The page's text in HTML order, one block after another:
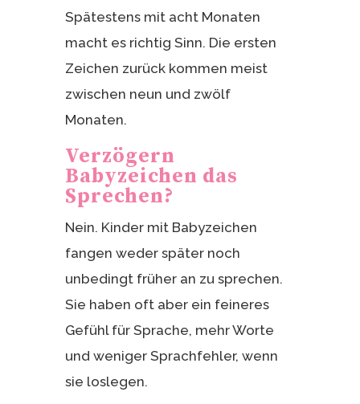
Spätestens mit acht Monaten
macht es richtig Sinn. Die ersten
Zeichen zurück kommen meist
zwischen neun und zwölf
Monaten.
Verzögern
Babyzeichen das
Sprechen?
Nein. Kinder mit Babyzeichen
fangen weder später noch
unbedingt früher an zu sprechen.
Sie haben oft aber ein feineres
Gefühl für Sprache, mehr Worte
und weniger Sprachfehler, wenn
sie loslegen.